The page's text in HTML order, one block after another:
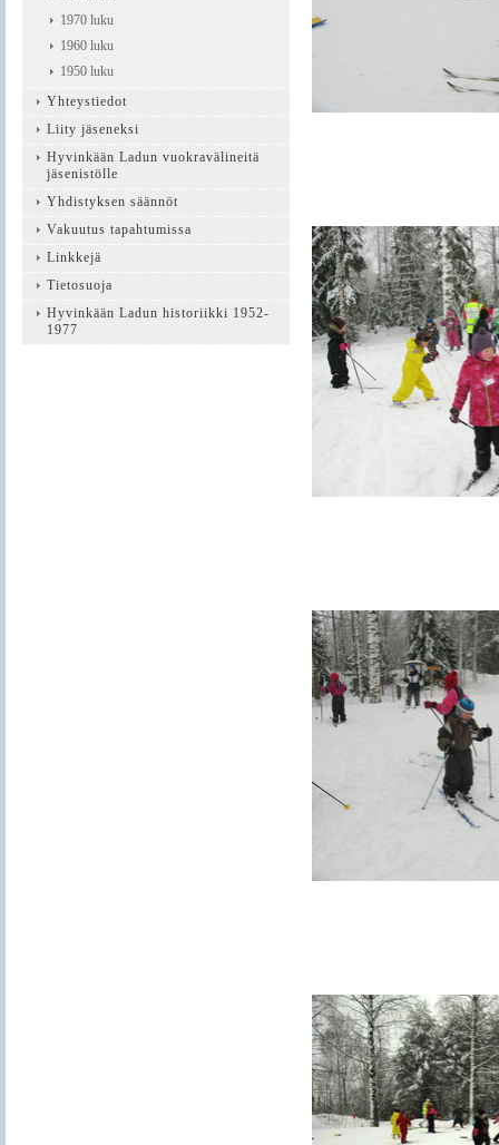
1970 luku
1960 luku
1950 luku
Yhteystiedot
Liity jäseneksi
Hyvinkään Ladun vuokravälineitä
jäsenistölle
Yhdistyksen säännöt
Vakuutus tapahtumissa
Linkkejä
Tietosuoja
Hyvinkään Ladun historiikki 1952-
1977